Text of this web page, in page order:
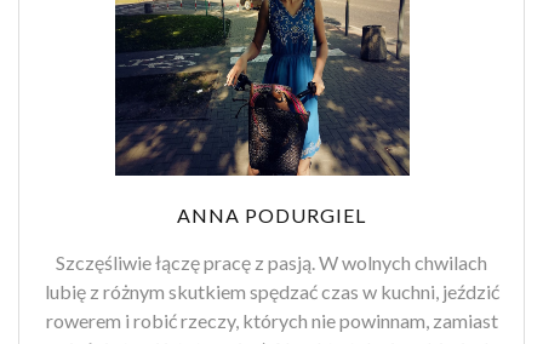
ANNA PODURGIEL
Szczęśliwie łączę pracę z pasją. W wolnych chwilach
lubię z różnym skutkiem spędzać czas w kuchni, jeździć
rowerem i robić rzeczy, których nie powinnam, zamiast